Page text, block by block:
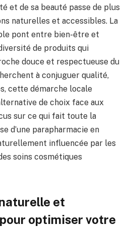
et de sa beauté passe de plus
naturelles et accessibles. La
pont entre bien-être et
de produits qui
douce et respectueuse du
à conjuguer qualité,
cette démarche locale
de choix face aux
sur ce qui fait toute la
d’une parapharmacie en
influencée par les
soins cosmétiques
et
optimiser votre